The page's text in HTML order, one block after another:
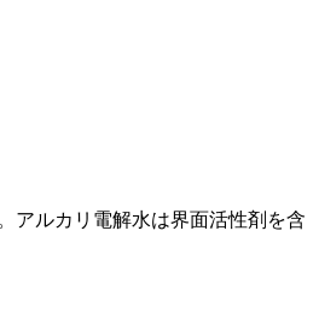
アルカリ電解水は界面活性剤を含